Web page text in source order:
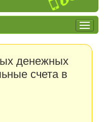
денежных
счета в